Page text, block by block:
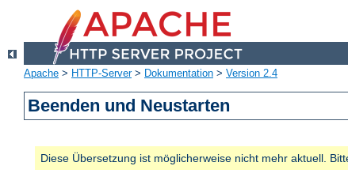
Apache > HTTP-Server> Dokumentation > Version 2.4
Beenden und Neustarten
Diese Übersetzung ist möglicherweise nicht mehr aktuell.